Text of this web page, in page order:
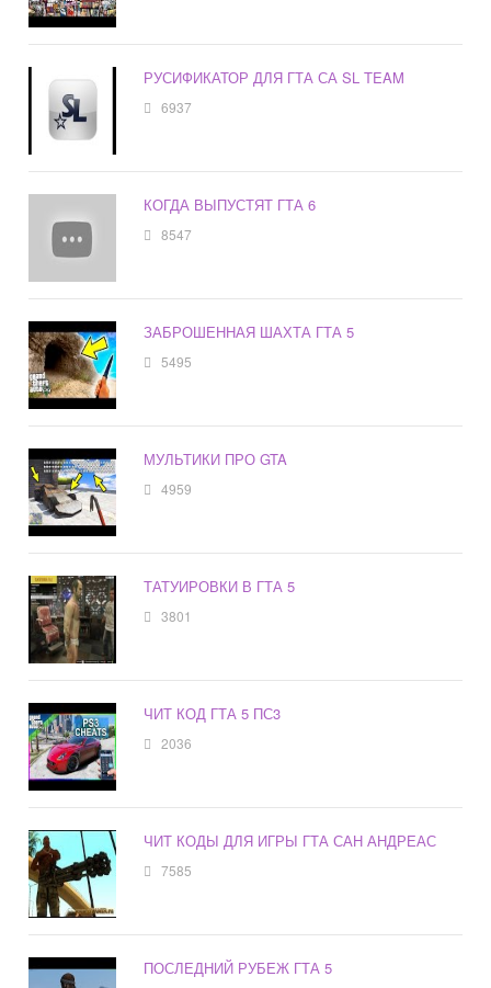
РУСИФИКАТОР ДЛЯ ГТА СА SL TEAM
6937
КОГДА ВЫПУСТЯТ ГТА 6
8547
ЗАБРОШЕННАЯ ШАХТА ГТА 5
5495
МУЛЬТИКИ ПРО GTA
4959
ТАТУИРОВКИ В ГТА 5
3801
ЧИТ КОД ГТА 5 ПС3
2036
ЧИТ КОДЫ ДЛЯ ИГРЫ ГТА САН АНДРЕАС
7585
ПОСЛЕДНИЙ РУБЕЖ ГТА 5